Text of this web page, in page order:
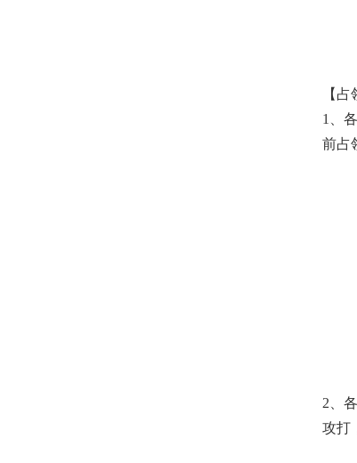
【占
1、
前占
2、
攻打